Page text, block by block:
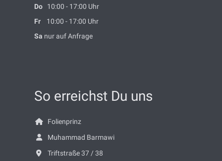
Do 10:00 - 17:00 Uhr
Fr 10:00 - 17:00 Uhr
Sa nur auf Anfrage
So erreichst Du uns
Folienprinz
Muhammad Barmawi
Triftstraße 37 / 38